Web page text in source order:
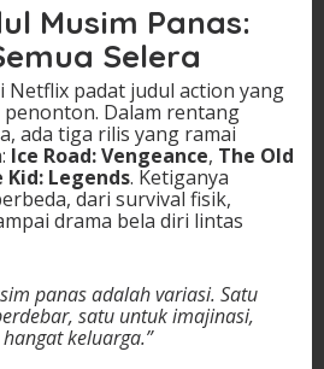
Musim Panas:
Selera
Netflix padat judul action yang
Dalam rentang
ada tiga rilis yang ramai
Ice Road: Vengeance, The Old
Kid: Legends. Ketiganya
dari survival fisik,
drama bela diri lintas
panas adalah variasi. Satu
satu untuk imajinasi,
keluarga.”